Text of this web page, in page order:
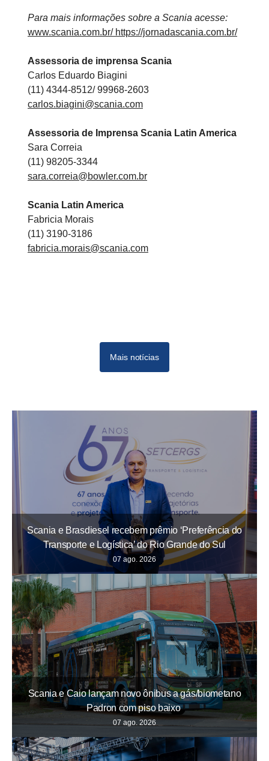
Para mais informações sobre a Scania acesse:
www.scania.com.br/ https://jornadascania.com.br/
Assessoria de imprensa Scania
Carlos Eduardo Biagini
(11) 4344-8512/ 99968-2603
carlos.biagini@scania.com
Assessoria de Imprensa Scania Latin America
Sara Correia
(11) 98205-3344
sara.correia@bowler.com.br
Scania Latin America
Fabricia Morais
(11) 3190-3186
fabricia.morais@scania.com
Mais notícias
Scania e Brasdiesel recebem prêmio ‘Preferência do
Transporte e Logística’ do Rio Grande do Sul
07 ago. 2026
Scania e Caio lançam novo ônibus a gás/biometano
Padron com piso baixo
07 ago. 2026